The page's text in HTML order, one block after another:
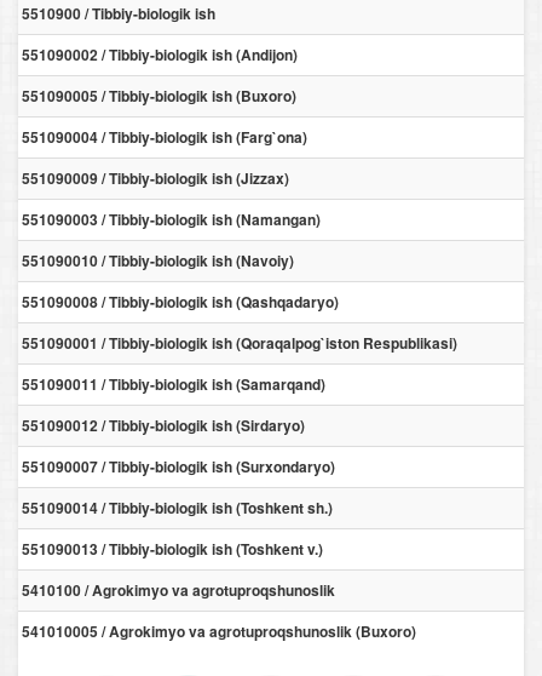
5510900 / Tibbiy-biologik ish
551090002 / Tibbiy-biologik ish (Andijon)
551090005 / Tibbiy-biologik ish (Buxoro)
551090004 / Tibbiy-biologik ish (Farg`ona)
551090009 / Tibbiy-biologik ish (Jizzax)
551090003 / Tibbiy-biologik ish (Namangan)
551090010 / Tibbiy-biologik ish (Navoiy)
551090008 / Tibbiy-biologik ish (Qashqadaryo)
551090001 / Tibbiy-biologik ish (Qoraqalpog`iston Respublikasi)
551090011 / Tibbiy-biologik ish (Samarqand)
551090012 / Tibbiy-biologik ish (Sirdaryo)
551090007 / Tibbiy-biologik ish (Surxondaryo)
551090014 / Tibbiy-biologik ish (Toshkent sh.)
551090013 / Tibbiy-biologik ish (Toshkent v.)
5410100 / Agrokimyo va agrotuproqshunoslik
541010005 / Agrokimyo va agrotuproqshunoslik (Buxoro)